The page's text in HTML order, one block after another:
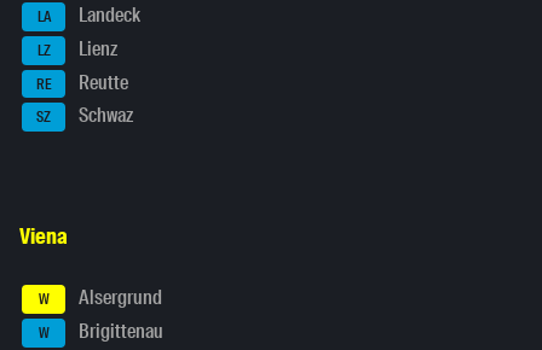
LA Landeck
LZ Lienz
RE Reutte
SZ Schwaz
Viena
W Alsergrund
W Brigittenau